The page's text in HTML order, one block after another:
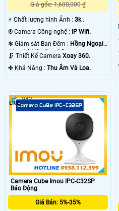
Giá gốc: 1,600,000 ₫
️⚡ Chất lượng hình Ảnh : 3k .
®️ Camera Công nghệ :
IP Wifi.
❃ Giám sát Ban Đêm : Hồng Ngoại
10m Có Màu Ban Ðêm.
🗜️ Thiết Kế Camera Xoay 360.
️✤ Khả Năng : Thu Âm Và Loa.
Camera Cube Imou IPC-C32SP
Báo Động
Giá Bán: 5%-35%
942